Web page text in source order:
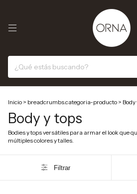
Inicio > breadcrumbs.categoria-producto > Body
Body y tops
Bodies y tops versátiles para armar el look que
múltiples colores y talles.
Filtrar